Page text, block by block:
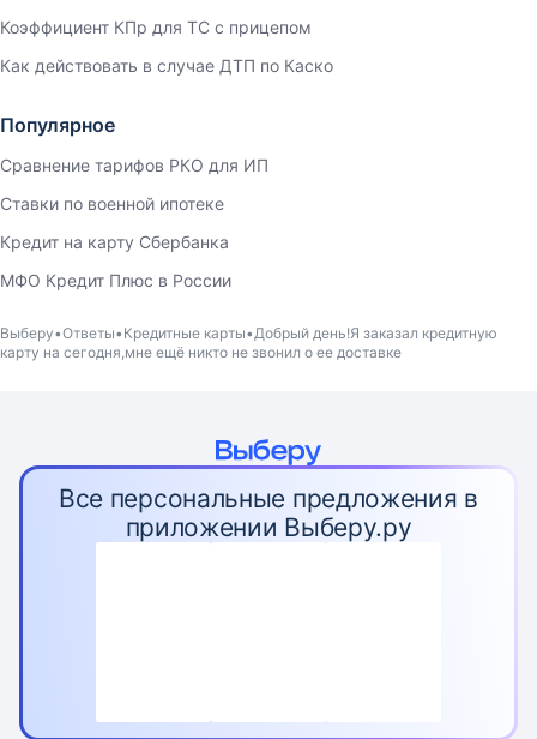
Коэффициент КПр для ТС с прицепом
Как действовать в случае ДТП по Каско
Популярное
Сравнение тарифов РКО для ИП
Ставки по военной ипотеке
Кредит на карту Сбербанка
МФО Кредит Плюс в России
Выберу Ответы Кредитные карты Добрый день!Я заказал кредитную
карту на сегодня,мне ещё никто не звонил о ее доставке
Все персональные предложения в
приложении Выберу.ру